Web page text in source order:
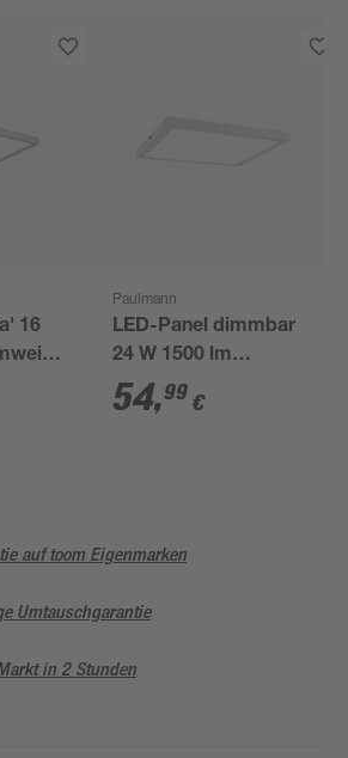
16
Paulmann
LED-Panel dimmbar
24 W 1500 lm
warmweiß 30 x 2 x 30
cm
54,99 €
auf toom Eigenmarken
Umtauschgarantie
in 2 Stunden